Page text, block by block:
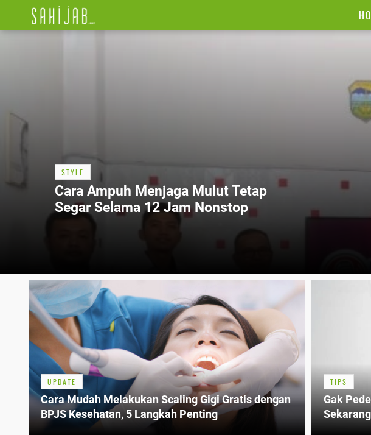
STYLE
Cara Ampuh Menjaga Mulut Tetap
Segar Selama 12 Jam Nonstop
UPDATE
Cara Mudah Melakukan Scaling Gigi Gratis dengan
BPJS Kesehatan, 5 Langkah Penting
TIPS
Gak